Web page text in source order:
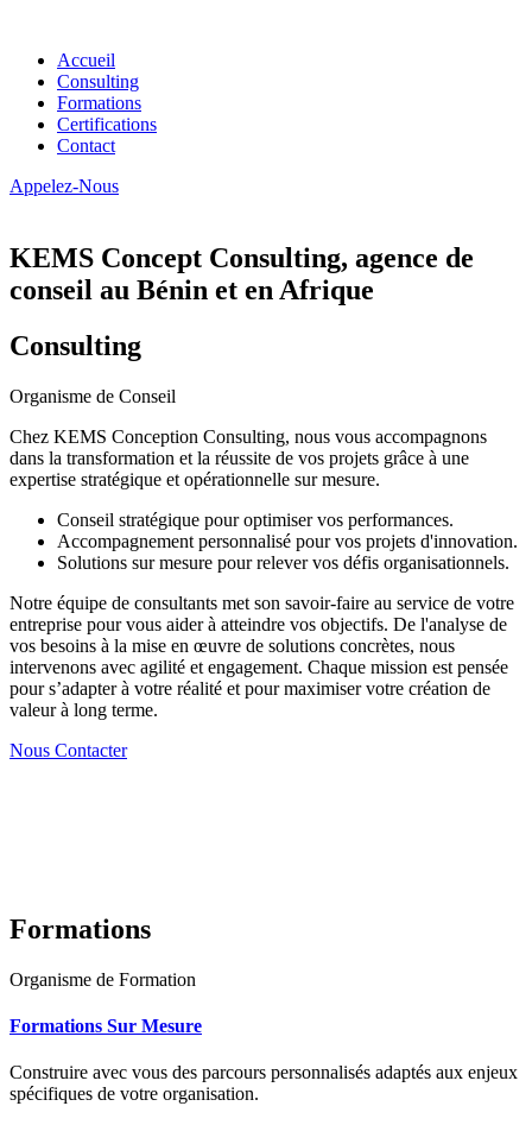
Accueil
Consulting
Formations
Certifications
Contact
Appelez-Nous
KEMS Concept Consulting, agence de
conseil au Bénin et en Afrique
Consulting
Organisme de Conseil
Chez KEMS Conception Consulting, nous vous accompagnons
dans la transformation et la réussite de vos projets grâce à une
expertise stratégique et opérationnelle sur mesure.
Conseil stratégique pour optimiser vos performances.
Accompagnement personnalisé pour vos projets d'innovation.
Solutions sur mesure pour relever vos défis organisationnels.
Notre équipe de consultants met son savoir-faire au service de votre
entreprise pour vous aider à atteindre vos objectifs. De l'analyse de
vos besoins à la mise en œuvre de solutions concrètes, nous
intervenons avec agilité et engagement. Chaque mission est pensée
pour s’adapter à votre réalité et pour maximiser votre création de
valeur à long terme.
Nous Contacter
Formations
Organisme de Formation
Formations Sur Mesure
Construire avec vous des parcours personnalisés adaptés aux enjeux
spécifiques de votre organisation.